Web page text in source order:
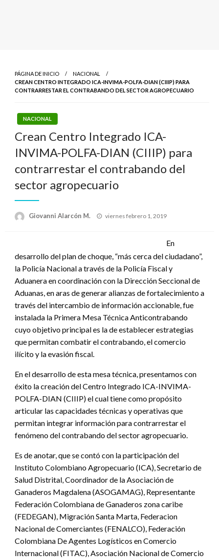
PÁGINA DE INICIO
NACIONAL
CREAN CENTRO INTEGRADO ICA-INVIMA-POLFA-DIAN (CIIIP) PARA
CONTRARRESTAR EL CONTRABANDO DEL SECTOR AGROPECUARIO
NACIONAL
Crean Centro Integrado ICA-
INVIMA-POLFA-DIAN (CIIIP) para
contrarrestar el contrabando del
sector agropecuario
Giovanni Alarcón M.
Publicado
viernes febrero 1, 2019
En
desarrollo del plan de choque, “más cerca del ciudadano”,
la Policía Nacional a través de la Policía Fiscal y
Aduanera en coordinación con la Dirección Seccional de
Aduanas, en aras de generar alianzas de fortalecimiento a
través del intercambio de información accionable, fue
instalada la Primera Mesa Técnica Anticontrabando
cuyo objetivo principal es la de establecer estrategias
que permitan combatir el contrabando, el comercio
ilícito y la evasión fiscal.
En el desarrollo de esta mesa técnica, presentamos con
éxito la creación del Centro Integrado ICA-INVIMA-
POLFA-DIAN (CIIIP) el cual tiene como propósito
articular las capacidades técnicas y operativas que
permitan integrar información para contrarrestar el
fenómeno del contrabando del sector agropecuario.
Es de anotar, que se contó con la participación del
Instituto Colombiano Agropecuario (ICA), Secretario de
Salud Distrital, Coordinador de la Asociación de
Ganaderos Magdalena (ASOGAMAG), Representante
Federación Colombiana de Ganaderos zona caribe
(FEDEGAN), Migración Santa Marta, Federacion
Nacional de Comerciantes (FENALCO), Federación
Colombiana De Agentes Logísticos en Comercio
Internacional (FITAC), Asociación Nacional de Comercio